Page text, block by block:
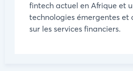
fintech actuel en Afrique et
technologies émergentes et
sur les services financiers.